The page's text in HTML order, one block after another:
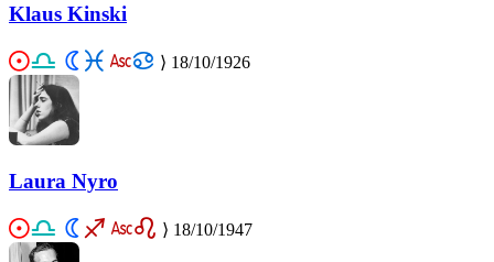
Klaus Kinski
⟩ 18/10/1926
Laura Nyro
⟩ 18/10/1947